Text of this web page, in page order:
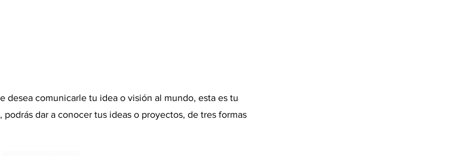
comunicarle tu idea o visión al mundo, esta es tu
dar a conocer tus ideas o proyectos, de tres formas